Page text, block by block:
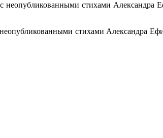
неопубликованными стихами
стихами Александра